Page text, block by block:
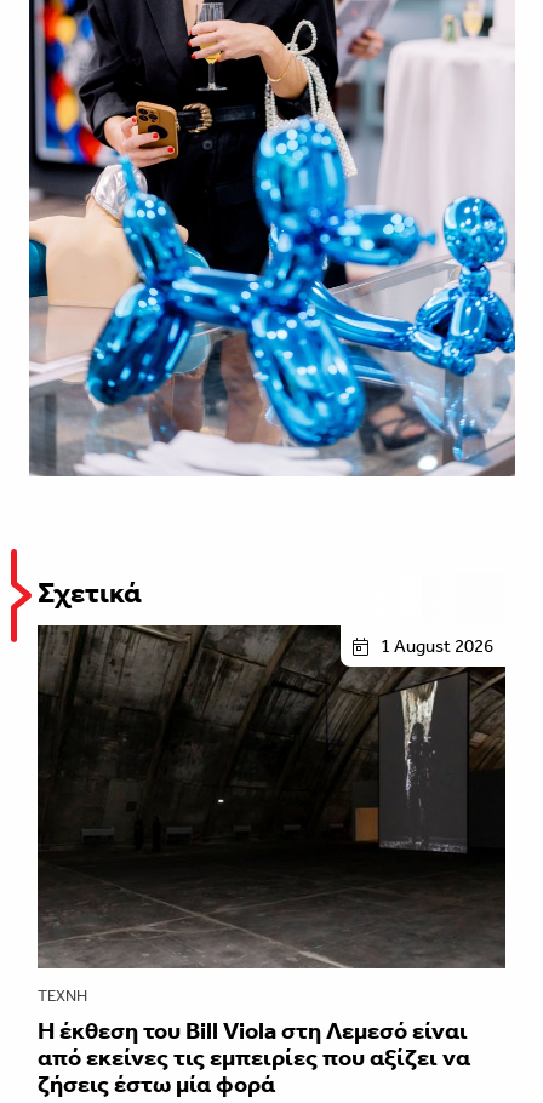
Σχετικά
1 August 2026
ΤΈΧΝΗ
Η έκθεση του Bill Viola στη Λεμεσό είναι
από εκείνες τις εμπειρίες που αξίζει να
ζήσεις έστω μία φορά